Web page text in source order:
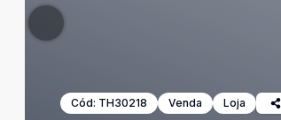
Cód: TH30218 Venda Loja